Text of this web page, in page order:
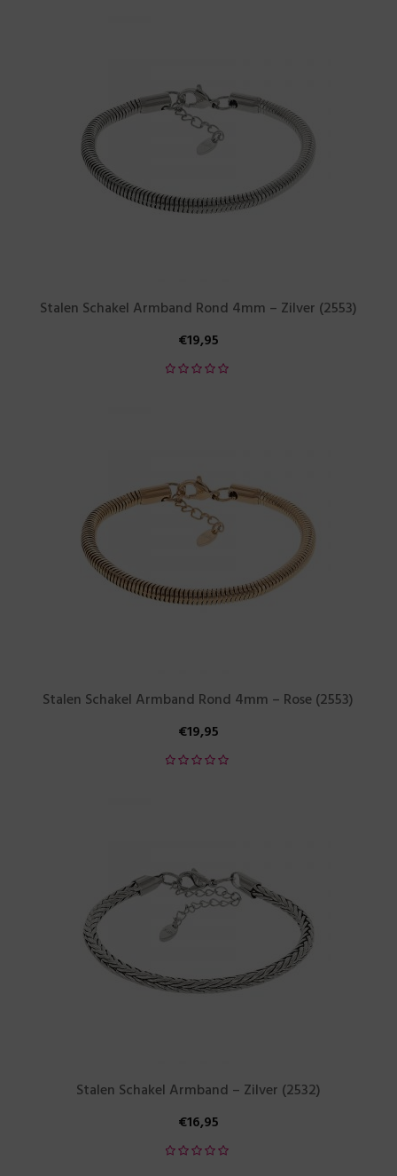
Stalen Schakel Armband Rond 4mm – Zilver (2553)
€19,95
Stalen Schakel Armband Rond 4mm – Rose (2553)
€19,95
Stalen Schakel Armband – Zilver (2532)
€16,95